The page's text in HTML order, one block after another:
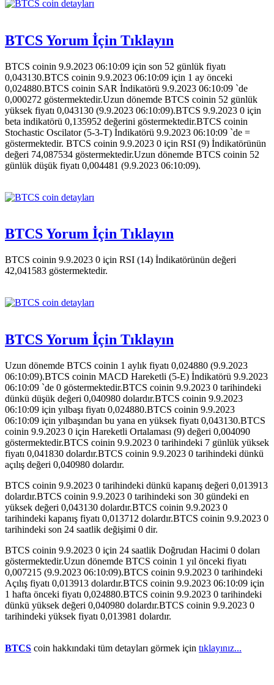
BTCS Yorum İçin Tıklayın
BTCS coinin 9.9.2023 06:10:09 için son 52 günlük fiyatı
0,043130.BTCS coinin 9.9.2023 06:10:09 için 1 ay önceki
0,024880.BTCS coinin SAR İndikatörü 9.9.2023 06:10:09 `de
0,000272 göstermektedir.Uzun dönemde BTCS coinin 52 günlük
yüksek fiyatı 0,043130 (9.9.2023 06:10:09).BTCS 9.9.2023 0 için
beta indikatörü 0,135952 değerini göstermektedir.BTCS coinin
Stochastic Oscilator (5-3-T) İndikatörü 9.9.2023 06:10:09 `de =
göstermektedir. BTCS coinin 9.9.2023 0 için RSI (9) İndikatörünün
değeri 74,087534 göstermektedir.Uzun dönemde BTCS coinin 52
günlük düşük fiyatı 0,004481 (9.9.2023 06:10:09).
BTCS Yorum İçin Tıklayın
BTCS coinin 9.9.2023 0 için RSI (14) İndikatörünün değeri
42,041583 göstermektedir.
BTCS Yorum İçin Tıklayın
Uzun dönemde BTCS coinin 1 aylık fiyatı 0,024880 (9.9.2023
06:10:09).BTCS coinin MACD Hareketli (5-E) İndikatörü 9.9.2023
06:10:09 `de 0 göstermektedir.BTCS coinin 9.9.2023 0 tarihindeki
dünkü düşük değeri 0,040980 dolardır.BTCS coinin 9.9.2023
06:10:09 için yılbaşı fiyatı 0,024880.BTCS coinin 9.9.2023
06:10:09 için yılbaşından bu yana en yüksek fiyatı 0,043130.BTCS
coinin 9.9.2023 0 için Hareketli Ortalaması (9) değeri 0,004090
göstermektedir.BTCS coinin 9.9.2023 0 tarihindeki 7 günlük yüksek
fiyatı 0,041830 dolardır.BTCS coinin 9.9.2023 0 tarihindeki dünkü
açılış değeri 0,040980 dolardır.
BTCS coinin 9.9.2023 0 tarihindeki dünkü kapanış değeri 0,013913
dolardır.BTCS coinin 9.9.2023 0 tarihindeki son 30 gündeki en
yüksek değeri 0,043130 dolardır.BTCS coinin 9.9.2023 0
tarihindeki kapanış fiyatı 0,013712 dolardır.BTCS coinin 9.9.2023 0
tarihindeki son 24 saatlik değişimi 0 dir.
BTCS coinin 9.9.2023 0 için 24 saatlik Doğrudan Hacimi 0 doları
göstermektedir.Uzun dönemde BTCS coinin 1 yıl önceki fiyatı
0,007215 (9.9.2023 06:10:09).BTCS coinin 9.9.2023 0 tarihindeki
Açılış fiyatı 0,013913 dolardır.BTCS coinin 9.9.2023 06:10:09 için
1 hafta önceki fiyatı 0,024880.BTCS coinin 9.9.2023 0 tarihindeki
dünkü yüksek değeri 0,040980 dolardır.BTCS coinin 9.9.2023 0
tarihindeki yüksek fiyatı 0,013981 dolardır.
BTCS coin hakkındaki tüm detayları görmek için tıklayınız...